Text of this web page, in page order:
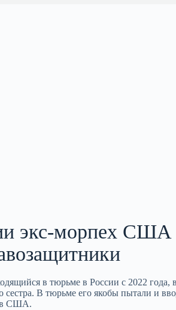
экс-морпех США
в тюрьме в России с 2022 года,
В тюрьме его якобы пытали и
в США.